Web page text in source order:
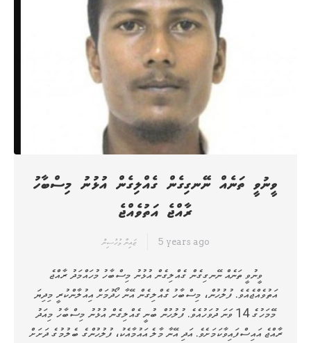
ވީނުވީ ތަނެއް ނޭނގިގެން ގެއްލިގެން އުޅުނު މިސްބާހު
ރާއްޖެ އަތުވެއްޖެ
ޒައިނާ މުހުސިން 5 years ago
ވީނުވީ ތަނެއް ނޭނގިގެން ގެއްލިގެން އުޅުނު މިސްބާހު މުހައްމަދު ރާއްޖެ
އަތުވެއްޖެއެވެ. ފުލުހުން، މިސްބާހު ގެއްލިގެން އޭނާ ހޯދުމަށް އިއުލާންކުރީ މިދިޔަ
މޭމަހުގެ 14 ވަނަ ދުވަހުއެވެ. ފުލުހުން ބުނީ ގެއްލިގެން އުޅުނު މިސްބާހު މިއަދު
ރާއްޖެ އައިސްފައިވާކަމަށެވެ. އަދި އޭނާ މާލެ އައުމާއެކު، ފުލުހުންގެ ބެލުމުގެ ދަށަށް